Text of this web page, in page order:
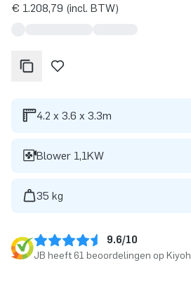
€ 1.208,79 (incl. BTW)
4.2 x 3.6 x 3.3m
Blower 1,1KW
35 kg
9.6/10
JB heeft 61 beoordelingen op Kiyoh